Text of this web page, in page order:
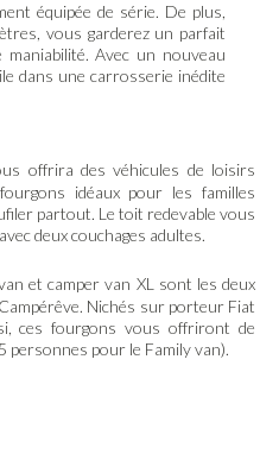
équipée de série. De plus,
vous garderez un parfait
Avec un nouveau
dans une carrosserie inédite
offrira des véhicules de loisirs
idéaux pour les familles
partout. Le toit redevable vous
deux couchages adultes.
et camper van XL sont les deux
Nichés sur porteur Fiat
ces fourgons vous offriront de
personnes pour le Family van).